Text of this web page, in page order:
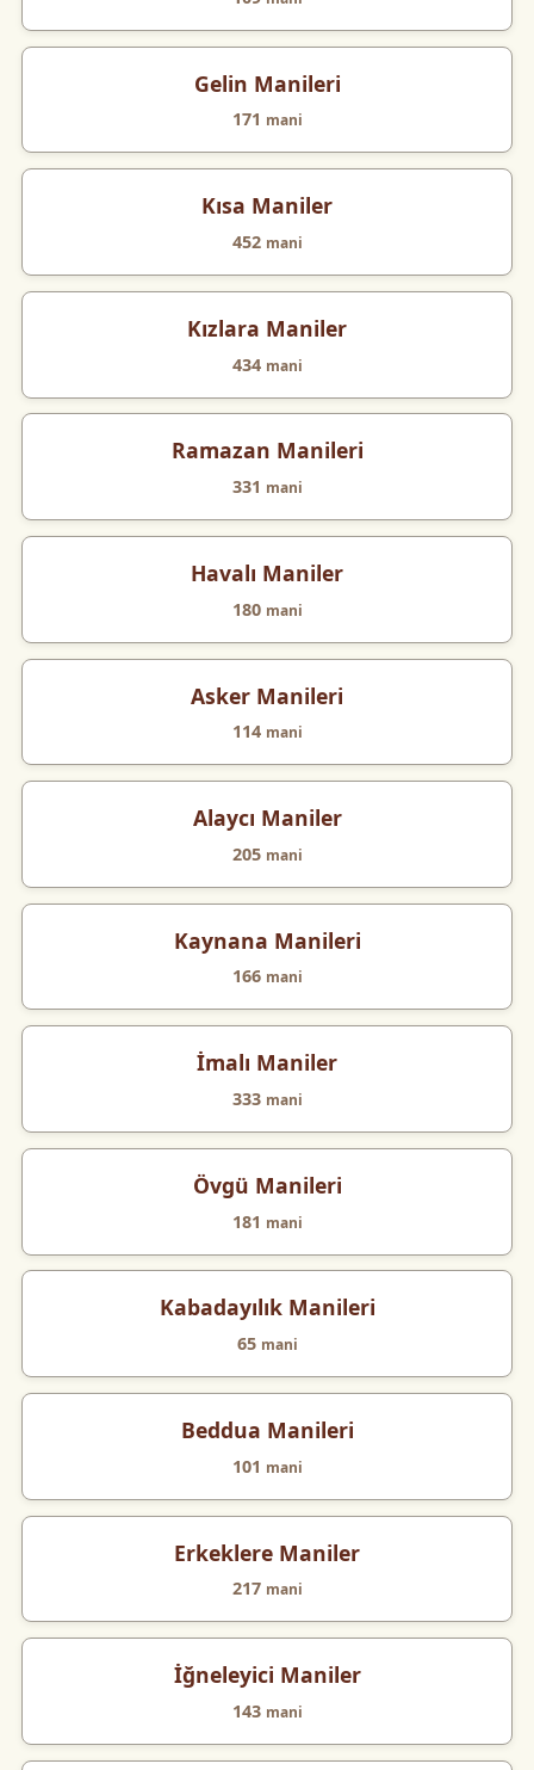
Gelin Manileri
171 mani
Kısa Maniler
452 mani
Kızlara Maniler
434 mani
Ramazan Manileri
331 mani
Havalı Maniler
180 mani
Asker Manileri
114 mani
Alaycı Maniler
205 mani
Kaynana Manileri
166 mani
İmalı Maniler
333 mani
Övgü Manileri
181 mani
Kabadayılık Manileri
65 mani
Beddua Manileri
101 mani
Erkeklere Maniler
217 mani
İğneleyici Maniler
143 mani